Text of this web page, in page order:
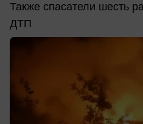
Также спасатели шесть
ДТП